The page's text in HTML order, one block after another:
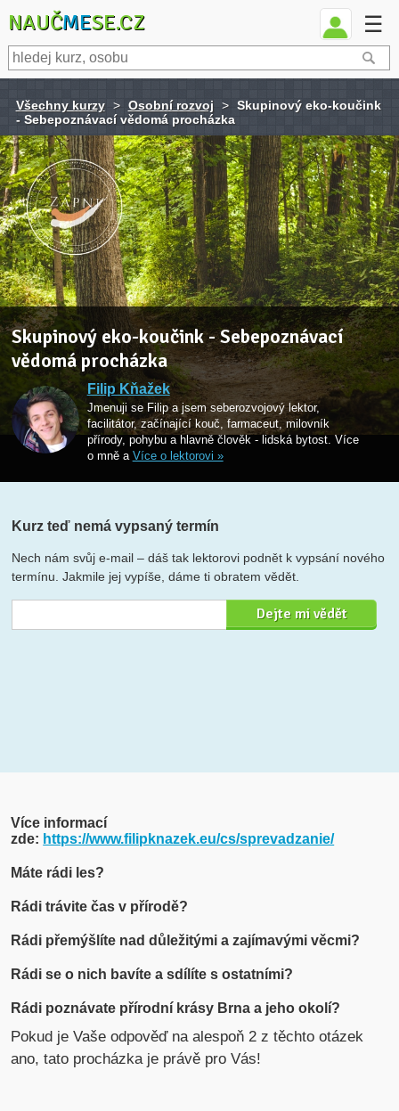
NAUČMESE.CZ ☰
Všechny kurzy > Osobní rozvoj > Skupinový eko-koučink
- Sebepoznávací vědomá procházka
Skupinový eko-koučink - Sebepoznávací
vědomá procházka
Filip Kňažek
Jmenuji se Filip a jsem seberozvojový lektor,
facilitátor, začínající kouč, farmaceut, milovník
přírody, pohybu a hlavně člověk - lidská bytost. Více
o mně a Více o lektorovi »
Kurz teď nemá vypsaný termín
Nech nám svůj e-mail – dáš tak lektorovi podnět k vypsání nového
termínu. Jakmile jej vypíše, dáme ti obratem vědět.
Více informací
zde: https://www.filipknazek.eu/cs/sprevadzanie/
Máte rádi les?
Rádi trávite čas v přírodě?
Rádi přemýšlíte nad důležitými a zajímavými věcmi?
Rádi se o nich bavíte a sdílíte s ostatními?
Rádi poznávate přírodní krásy Brna a jeho okolí?
Pokud je Vaše odpověď na alespoň 2 z těchto otázek
ano, tato procházka je právě pro Vás!